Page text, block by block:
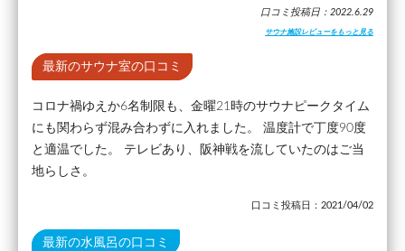
口コミ投稿日：2022.6.29
サウナ施設レビューをもっと見る
最新のサウナ室の口コミ
コロナ禍ゆえか6名制限も、金曜21時のサウナピークタイム
にも関わらず混み合わずに入れました。 温度計で丁度90度
と適温でした。 テレビあり、阪神戦を流していたのはご当
地らしさ。
口コミ投稿日：2021/04/02
最新の水風呂の口コミ